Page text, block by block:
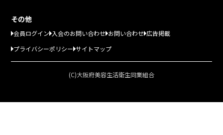
その他
会員ログイン 入会のお問い合わせ お問い合わせ 広告掲載
プライバシーポリシー サイトマップ
(C)大阪府美容生活衛生同業組合